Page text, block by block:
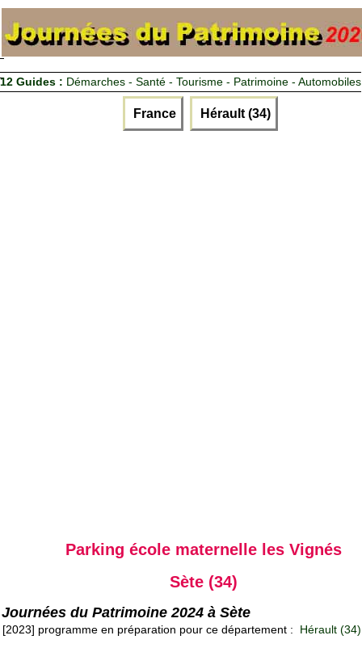
12 Guides : Démarches - Santé - Tourisme - Patrimoine - Automobiles
France Hérault (34)
Parking école maternelle les Vignés
Sète (34)
Journées du Patrimoine 2024 à Sète
[2023] programme en préparation pour ce département : Hérault (34)